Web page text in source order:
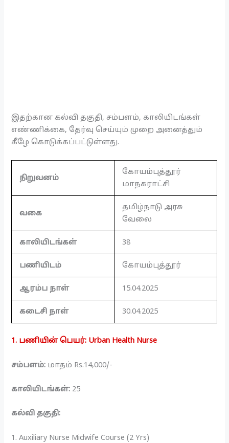
இதற்கான கல்வி தகுதி, சம்பளம், காலியிடங்கள்
எண்ணிக்கை, தேர்வு செய்யும் முறை அனைத்தும்
கீழே கொடுக்கப்பட்டுள்ளது.
நிறுவனம்
கோயம்புத்தூர்
மாநகராட்சி
வகை
தமிழ்நாடு அரசு
வேலை
காலியிடங்கள் 38
பணியிடம் கோயம்புத்தூர்
ஆரம்ப நாள் 15.04.2025
கடைசி நாள் 30.04.2025
1. பணியின் பெயர்: Urban Health Nurse
சம்பளம்: மாதம் Rs.14,000/-
காலியிடங்கள்: 25
கல்வி தகுதி:
1. Auxiliary Nurse Midwife Course (2 Yrs)